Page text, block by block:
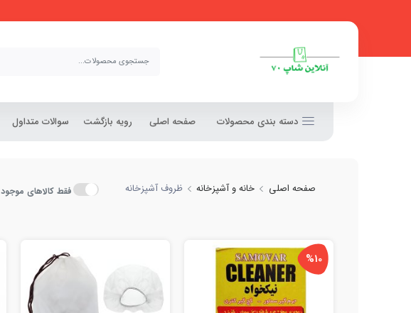
دسته بندی محصولات صفحه اصلی رویه بازگشت سوالات متداول
صفحه اصلی خانه و آشپزخانه ظروف آشپزخانه فقط کالاهای موجود
%10